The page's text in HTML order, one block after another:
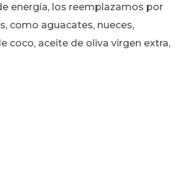
energía, los reemplazamos por
como aguacates, nueces,
coco, aceite de oliva virgen extra,